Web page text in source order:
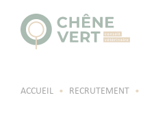
ACCUEIL • RECRUTEMENT •